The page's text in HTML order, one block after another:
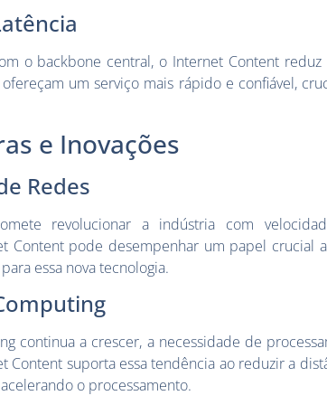
o backbone central, o Internet Content reduz
um serviço mais rápido e confiável,
e Inovações
Redes
revolucionar a indústria com
Content pode desempenhar um papel crucial
essa nova tecnologia.
continua a crescer, a necessidade de
Content suporta essa tendência ao reduzir a
o processamento.